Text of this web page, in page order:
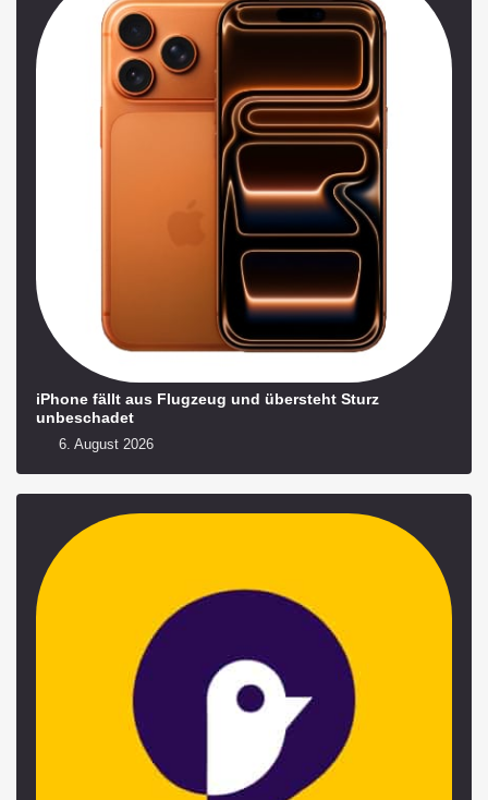
iPhone fällt aus Flugzeug und übersteht Sturz
unbeschadet
6. August 2026